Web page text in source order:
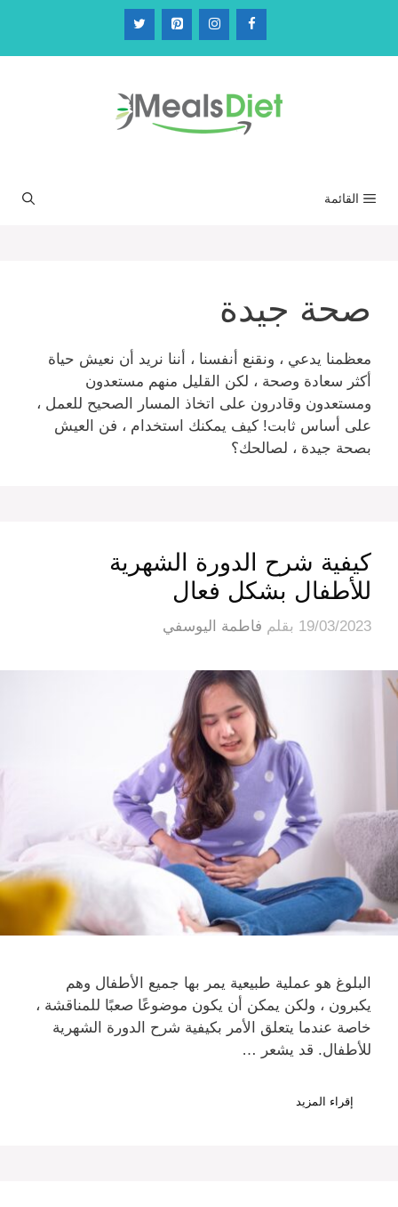
المحتوى
القائمة
صحة جيدة
معظمنا يدعي ، ونقنع أنفسنا ، أننا نريد أن نعيش حياة
أكثر سعادة وصحة ، لكن القليل منهم مستعدون
ومستعدون وقادرون على اتخاذ المسار الصحيح للعمل ،
على أساس ثابت! كيف يمكنك استخدام ، فن العيش
بصحة جيدة ، لصالحك؟
كيفية شرح الدورة الشهرية
للأطفال بشكل فعال
19/03/2023 بقلم فاطمة اليوسفي
البلوغ هو عملية طبيعية يمر بها جميع الأطفال وهم
يكبرون ، ولكن يمكن أن يكون موضوعًا صعبًا للمناقشة ،
خاصة عندما يتعلق الأمر بكيفية شرح الدورة الشهرية
للأطفال. قد يشعر …
إقراء المزيد